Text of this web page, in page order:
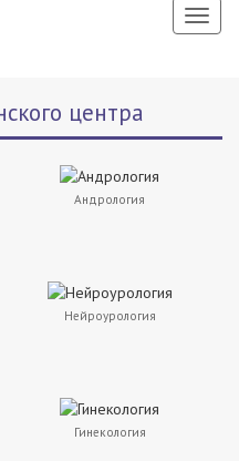
центра
Андрология
Нейроурология
Гинекология